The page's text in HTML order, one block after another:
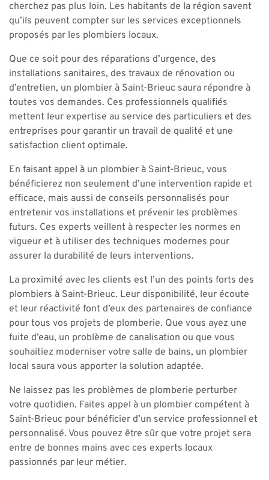
cherchez pas plus loin. Les habitants de la région savent
qu’ils peuvent compter sur les services exceptionnels
proposés par les plombiers locaux.
Que ce soit pour des réparations d’urgence, des
installations sanitaires, des travaux de rénovation ou
d’entretien, un plombier à Saint-Brieuc saura répondre à
toutes vos demandes. Ces professionnels qualifiés
mettent leur expertise au service des particuliers et des
entreprises pour garantir un travail de qualité et une
satisfaction client optimale.
En faisant appel à un plombier à Saint-Brieuc, vous
bénéficierez non seulement d’une intervention rapide et
efficace, mais aussi de conseils personnalisés pour
entretenir vos installations et prévenir les problèmes
futurs. Ces experts veillent à respecter les normes en
vigueur et à utiliser des techniques modernes pour
assurer la durabilité de leurs interventions.
La proximité avec les clients est l’un des points forts des
plombiers à Saint-Brieuc. Leur disponibilité, leur écoute
et leur réactivité font d’eux des partenaires de confiance
pour tous vos projets de plomberie. Que vous ayez une
fuite d’eau, un problème de canalisation ou que vous
souhaitiez moderniser votre salle de bains, un plombier
local saura vous apporter la solution adaptée.
Ne laissez pas les problèmes de plomberie perturber
votre quotidien. Faites appel à un plombier compétent à
Saint-Brieuc pour bénéficier d’un service professionnel et
personnalisé. Vous pouvez être sûr que votre projet sera
entre de bonnes mains avec ces experts locaux
passionnés par leur métier.